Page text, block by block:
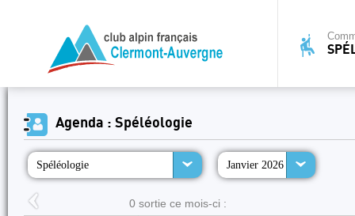
Agenda : Spéléologie
Spéléologie Janvier 2026
0 sortie ce mois-ci :